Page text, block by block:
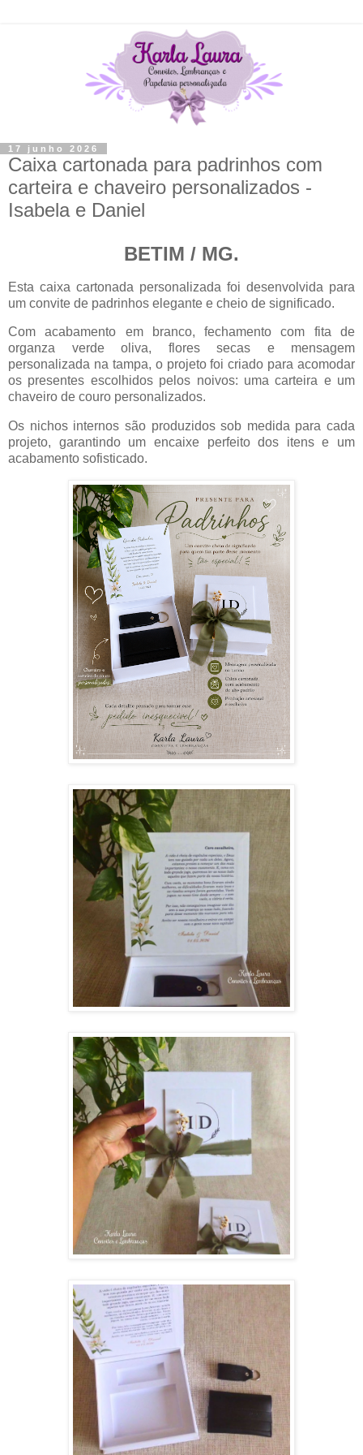
17 junho 2026
Caixa cartonada para padrinhos com
carteira e chaveiro personalizados -
Isabela e Daniel
BETIM / MG.
Esta caixa cartonada personalizada foi desenvolvida para
um convite de padrinhos elegante e cheio de significado.
Com acabamento em branco, fechamento com fita de
organza verde oliva, flores secas e mensagem
personalizada na tampa, o projeto foi criado para acomodar
os presentes escolhidos pelos noivos: uma carteira e um
chaveiro de couro personalizados.
Os nichos internos são produzidos sob medida para cada
projeto, garantindo um encaixe perfeito dos itens e um
acabamento sofisticado.